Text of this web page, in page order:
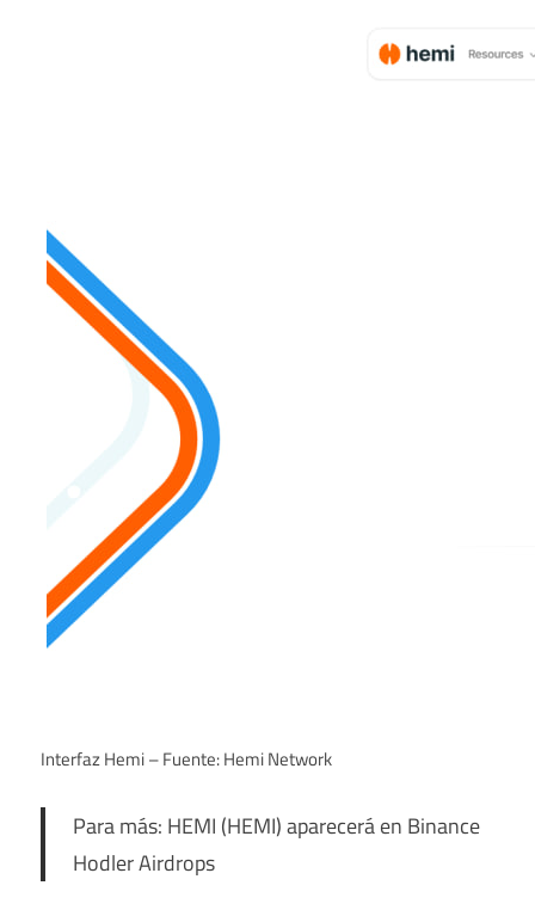
Interfaz Hemi – Fuente: Hemi Network
Para más: HEMI (HEMI) aparecerá en Binance
Hodler Airdrops